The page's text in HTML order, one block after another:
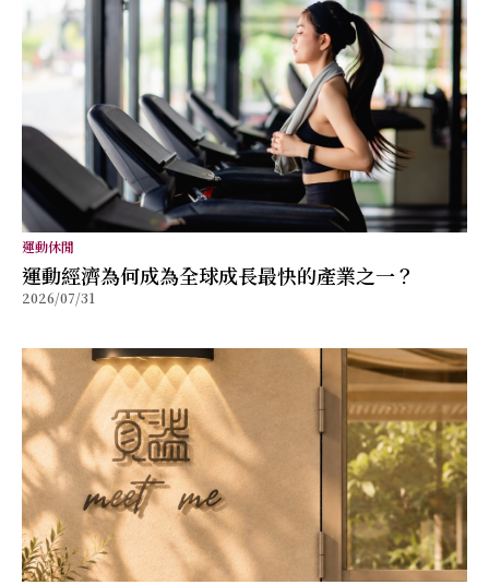
運動休閒
運動經濟為何成為全球成長最快的產業之一？
2026/07/31